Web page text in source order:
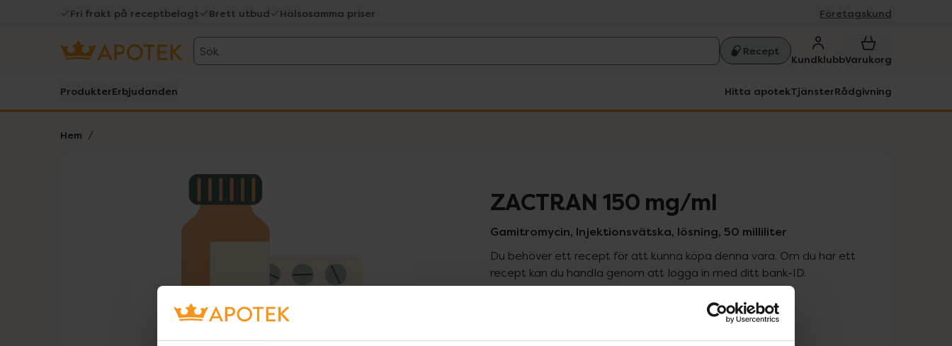
Fri frakt på receptbelagt Brett utbud Hälsosamma priser Företagskund
Sök Recept
KundklubbVarukorg
ProdukterErbjudanden Hitta apotekTjänsterRådgivning
Hem
Lista: . Innehåller 1 objekt. ZACTRAN 150 mg/ml
Gamitromycin, Injektionsvätska, lösning, 50 milliliter
Du behöver ett recept för att kunna köpa denna vara. Om du har ett
recept kan du handla genom att logga in med ditt bank-ID.
Pris med recept